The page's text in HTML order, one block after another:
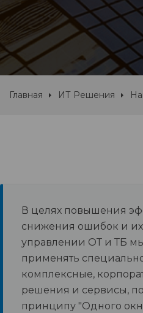
Главная ИТ Решения
В целях повышения
снижения ошибок и
управлении ОТ и ТБ
применять
комплексные,
решения и сервисы,
принципу "Одного